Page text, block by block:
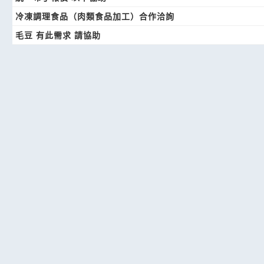
冷凍調理食品（肉類食品加工）合作洽詢
毛豆 有此需求 請協助